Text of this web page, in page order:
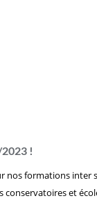
!
nos formations inter
conservatoires et